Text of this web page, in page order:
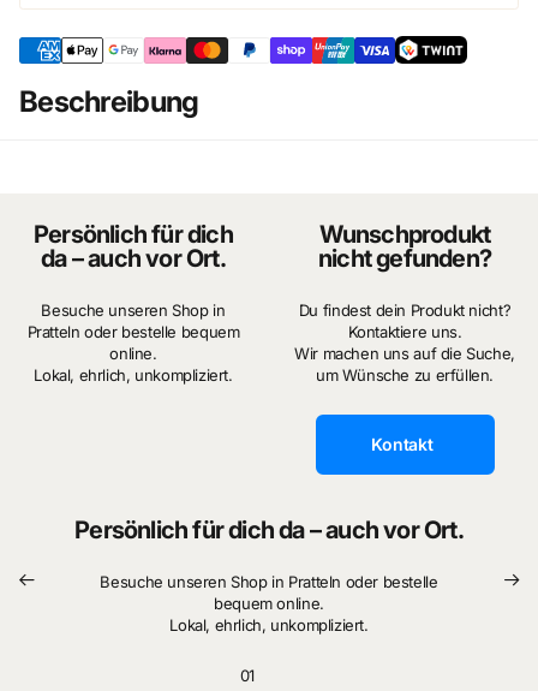
Beschreibung
Persönlich für dich
da – auch vor Ort.
Besuche unseren Shop in
Pratteln oder bestelle bequem
online.
Lokal, ehrlich, unkompliziert.
Wunschprodukt
nicht gefunden?
Du findest dein Produkt nicht?
Kontaktiere uns.
Wir machen uns auf die Suche,
um Wünsche zu erfüllen.
Kontakt
Persönlich für dich da – auch vor Ort.
Besuche unseren Shop in Pratteln oder bestelle
bequem online.
Lokal, ehrlich, unkompliziert.